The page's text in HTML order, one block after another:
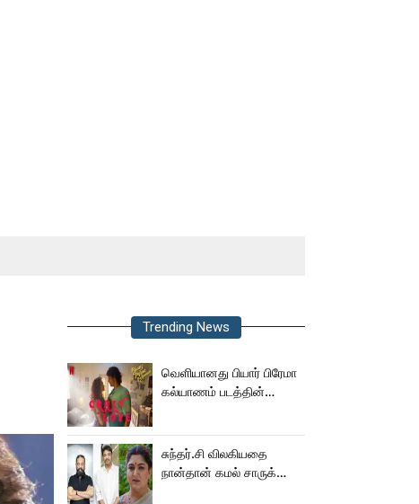
Trending News
வெளியானது பியார் பிரேமா
கல்யாணம் படத்தின்
சுந்தர்.சி விலகியதை
நான்தான் கமல் சாருக்கே